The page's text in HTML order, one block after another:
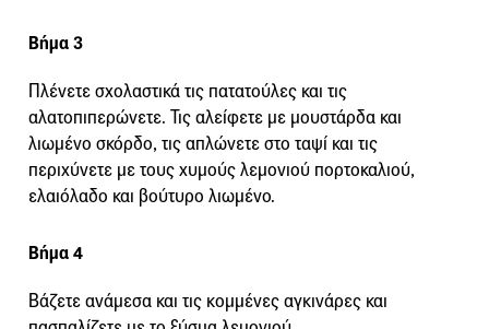
Βήμα 3
Πλένετε σχολαστικά τις πατατούλες και τις
αλατοπιπερώνετε. Τις αλείφετε με μουστάρδα και
λιωμένο σκόρδο, τις απλώνετε στο ταψί και τις
περιχύνετε με τους χυμούς λεμονιού πορτοκαλιού,
ελαιόλαδο και βούτυρο λιωμένο.
Βήμα 4
Βάζετε ανάμεσα και τις κομμένες αγκινάρες και